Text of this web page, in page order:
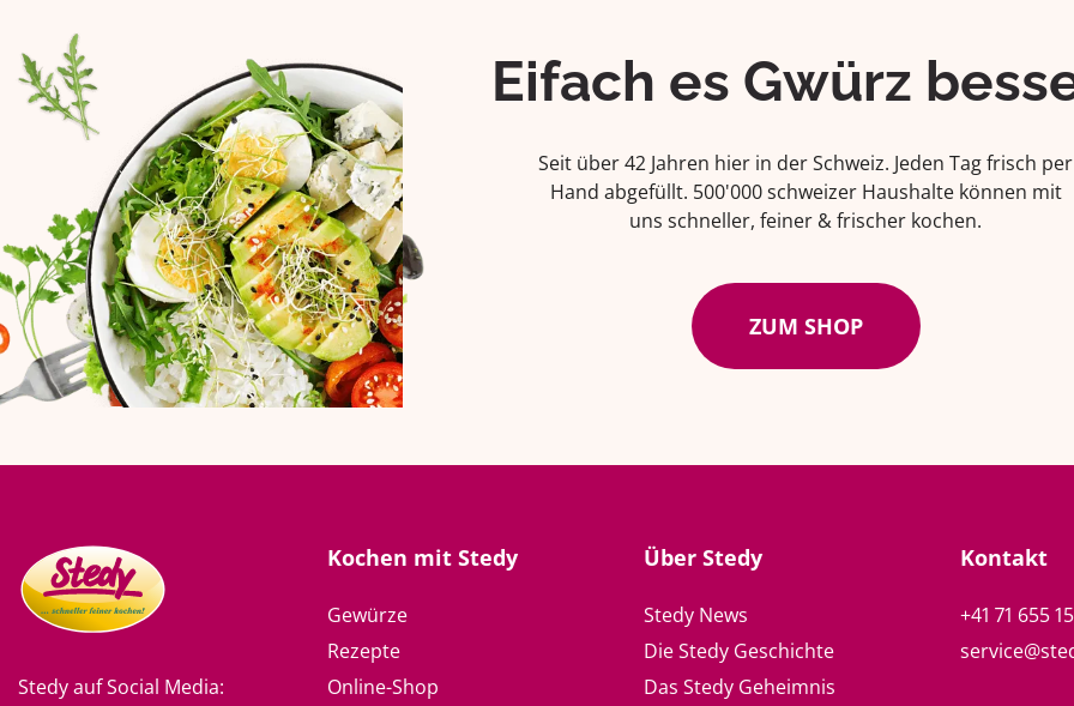
Eifach es Gwürz
Seit über 42 Jahren hier in der Schweiz. Jeden Tag frisch per
Hand abgefüllt. 500'000 schweizer Haushalte können mit
uns schneller, feiner & frischer kochen.
ZUM SHOP
Stedy auf Social Media:
Kochen mit Stedy
Gewürze
Rezepte
Online-Shop
Über Stedy
Stedy News
Die Stedy Geschichte
Das Stedy Geheimnis
Kontakt
+41 71 655